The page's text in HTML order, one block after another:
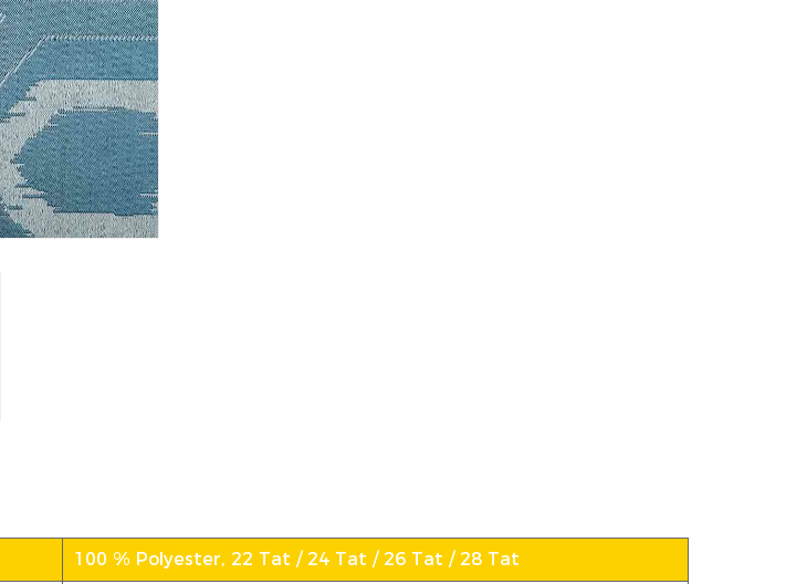
100 % Polyester, 22 Tat / 24 Tat / 26 Tat / 28 Tat